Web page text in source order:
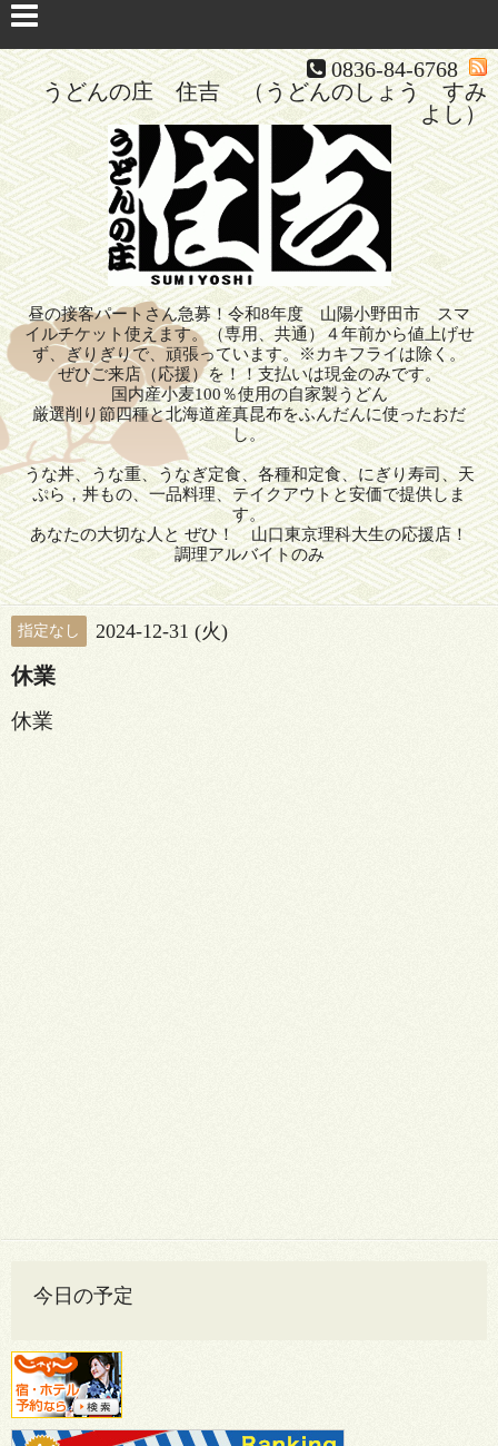
0836-84-6768
うどんの庄 住吉 （うどんのしょう すみ
よし）
昼の接客パートさん急募！令和8年度 山陽小野田市 スマ
イルチケット使えます。（専用、共通）４年前から値上げせ
ず、ぎりぎりで、頑張っています。※カキフライは除く。
ぜひご来店（応援）を！！支払いは現金のみです。
国内産小麦100％使用の自家製うどん
厳選削り節四種と北海道産真昆布をふんだんに使ったおだ
し。
うな丼、うな重、うなぎ定食、各種和定食、にぎり寿司、天
ぷら，丼もの、一品料理、テイクアウトと安価で提供しま
す。
あなたの大切な人と ぜひ！ 山口東京理科大生の応援店！
調理アルバイトのみ
指定なし 2024-12-31 (火)
休業
休業
今日の予定